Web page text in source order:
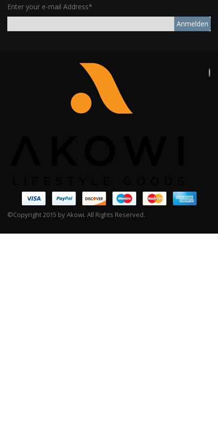
Enter your e-mail Address*
Anmelden
©Copyright 2015 by Akowi. All Rights Reserved.